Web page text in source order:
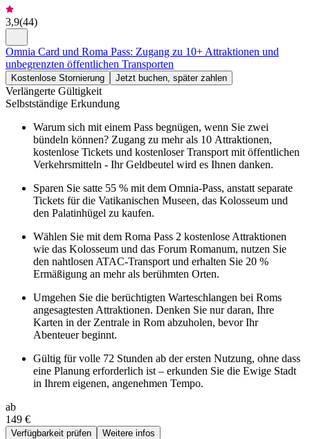
3,9(44)
Omnia Card und Roma Pass: Zugang zu 10+ Attraktionen und
unbegrenzten öffentlichen Transporten
Kostenlose Stornierung Jetzt buchen, später zahlen
Verlängerte Gültigkeit
Selbstständige Erkundung
Warum sich mit einem Pass begnügen, wenn Sie zwei
bündeln können? Zugang zu mehr als 10 Attraktionen,
kostenlose Tickets und kostenloser Transport mit öffentlichen
Verkehrsmitteln - Ihr Geldbeutel wird es Ihnen danken.
Sparen Sie satte 55 % mit dem Omnia-Pass, anstatt separate
Tickets für die Vatikanischen Museen, das Kolosseum und
den Palatinhügel zu kaufen.
Wählen Sie mit dem Roma Pass 2 kostenlose Attraktionen
wie das Kolosseum und das Forum Romanum, nutzen Sie
den nahtlosen ATAC-Transport und erhalten Sie 20 %
Ermäßigung an mehr als berühmten Orten.
Umgehen Sie die berüchtigten Warteschlangen bei Roms
angesagtesten Attraktionen. Denken Sie nur daran, Ihre
Karten in der Zentrale in Rom abzuholen, bevor Ihr
Abenteuer beginnt.
Gültig für volle 72 Stunden ab der ersten Nutzung, ohne dass
eine Planung erforderlich ist – erkunden Sie die Ewige Stadt
in Ihrem eigenen, angenehmen Tempo.
ab
149 €
Verfügbarkeit prüfen Weitere infos